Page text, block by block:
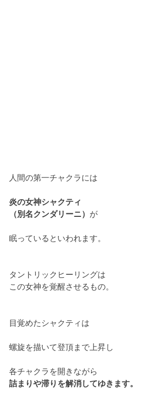
人間の第一チャクラには
炎の女神シャクティ
（別名クンダリーニ） が
眠っているといわれます。
タントリックヒーリングは
この女神を覚醒させるもの。
目覚めたシャクティは
螺旋を描いて登頂まで上昇し
各チャクラを開きながら
詰まりや滞りを解消してゆきます。